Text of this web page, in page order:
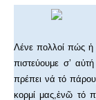
Λένε πολλοί πώς ἡ
πιστεύουμε σ’
πρέπει νά τό
κορμί μας,ἐνῶ τό